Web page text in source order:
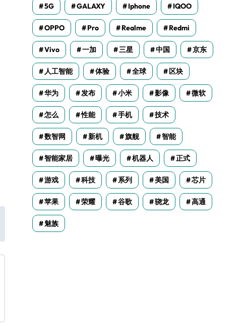
5G GALAXY Iphone IQOO
OPPO Pro Realme Redmi
Vivo 一加 三星 中国 京东
人工智能 体验 全球 区块
华为 发布 小米 影像 微软
怎么 性能 手机 技术
数智网 新机 旗舰 智能
智能家居 曝光 机器人 正式
游戏 科技 系列 美国 芯片
苹果 荣耀 谷歌 骁龙 高通
魅族